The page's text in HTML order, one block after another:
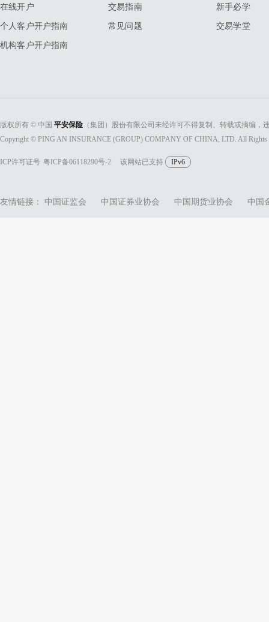
在线开户
个人客户开户指南
机构客户开户指南
交易指南
常见问题
新手必学
交易学堂
版权所有 © 中国 平安保险 （集团）股份有限公司未经许可不得复制、转载或摘编，
Copyright © PING AN INSURANCE (GROUP) COMPANY OF CHINA, LTD. All Rights
ICP许可证号 粤ICP备06118290号-2 该网站已支持 IPv6
友情链接： 中国证监会 中国证券业协会 中国期货业协会 中国